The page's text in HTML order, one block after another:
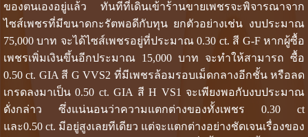
ของตนเองอยู่แล้ว ทันทีที่เดินเข้าร้านขายเพชรจะพิจารณาจาก
ไซส์เพชรที่มีขนาดกะรัตพอดีกับทุน ยกตัวอย่างเช่น งบประมาณ
75,000 บาท จะได้ไซส์เพชรอยู่ที่ประมาณ 0.30 ct. สี G-F หากผู้ซื้อ
เพชรเพิ่มเงินขึ้นอีกประมาณ 15,000 บาท จะทำให้สามารถ ซื้อ
0.50 ct. GIA สี G VVS2 ที่มีเพชรล้อมรอบเม็ดกลางอีกชั้น หรือลด
เกรดลงมาเป็น 0.50 ct. GIA สี H VS1 จะเพียงพอกับงบประมาณ
ดั่งกล่าว ซึ่งแน่นอนว่าความแตกต่างของทั้งเพชร 0.30 ct
และ0.50 ct. มีอยู่สูงเลยทีเดียว แต่จะแตกต่างอย่างชัดเจนเรื่องของ